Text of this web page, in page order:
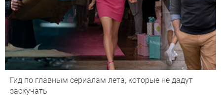
Гид по главным сериалам лета, которые не дадут
заскучать